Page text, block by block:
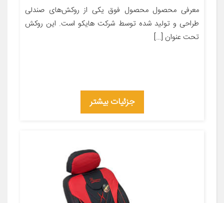
معرفی محصول محصول فوق یکی از روکش‌های صندلی
طراحی و تولید شده توسط شرکت هایکو است. این روکش
تحت عنوان […]
جزئیات بیشتر